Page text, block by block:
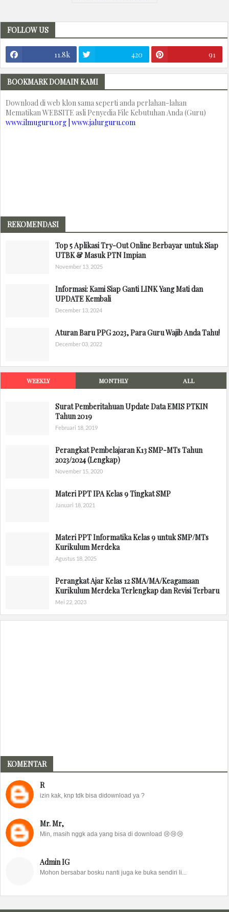
FOLLOW US
11.8k 420 91
BOOKMARK DOMAIN KAMI
Download di web klon sama seperti anda perlahan-lahan
Mematikan WEBSITE asli Penyedia File Kebutuhan Anda (Guru)
www.ilmuguru.org | www.jalurguru.com
REKOMENDASI
Top 5 Aplikasi Try-Out Online Berbayar untuk Siap
UTBK & Masuk PTN Impian
November 13, 2025
Informasi: Kami Siap Ganti LINK Yang Mati dan
UPDATE Kembali
December 13, 2024
Aturan Baru PPG 2023, Para Guru Wajib Anda Tahu!
December 03, 2022
WEEKLY MONTHLY ALL
Surat Pemberitahuan Update Data EMIS PTKIN
Tahun 2019
Februari 18, 2019
Perangkat Pembelajaran K13 SMP-MTs Tahun
2023/2024 (Lengkap)
November 15, 2020
Materi PPT IPA Kelas 9 Tingkat SMP
Januari 18, 2021
Materi PPT Informatika Kelas 9 untuk SMP/MTs
Kurikulum Merdeka
Agustus 18, 2025
Perangkat Ajar Kelas 12 SMA/MA/Keagamaan
Kurikulum Merdeka Terlengkap dan Revisi Terbaru
Mei 22, 2023
KOMENTAR
R
izin kak, knp tdk bisa didownload ya ?
Mr. Mr,
Min, masih nggk ada yang bisa di download 😢😢😢
Admin IG
Mohon bersabar bosku nanti juga ke buka sendiri li...